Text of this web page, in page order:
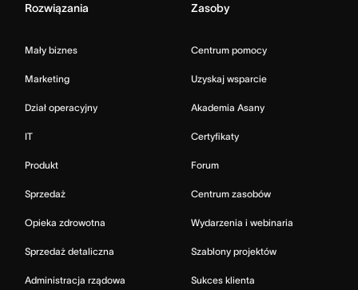
Rozwiązania
Mały biznes
Marketing
Dział operacyjny
IT
Produkt
Sprzedaż
Opieka zdrowotna
Sprzedaż detaliczna
Administracja rządowa
Zasoby
Centrum pomocy
Uzyskaj wsparcie
Akademia Asany
Certyfikaty
Forum
Centrum zasobów
Wydarzenia i webinaria
Szablony projektów
Sukces klienta